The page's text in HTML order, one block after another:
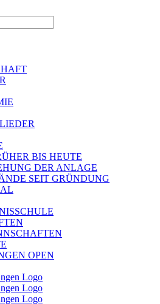
BIS HEUTE
DER ANLAGE
SEIT GRÜNDUNG
OPEN